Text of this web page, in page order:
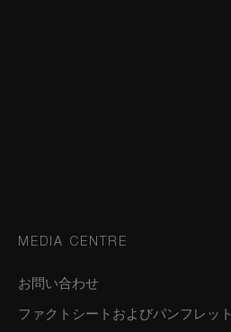
MEDIA CENTRE
お問い合わせ
ファクトシートおよびパンフレット